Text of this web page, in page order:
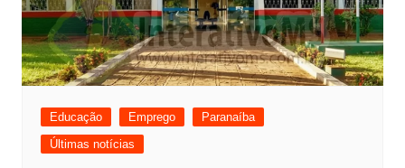
Educação Emprego
Paranaíba
Últimas notícias